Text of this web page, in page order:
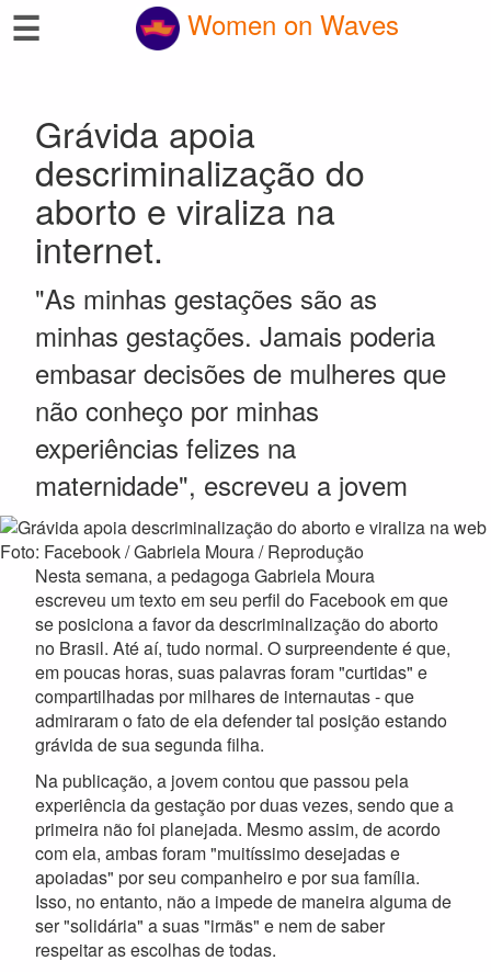
☰ Women on Waves
Grávida apoia
descriminalização do
aborto e viraliza na
internet.
"As minhas gestações são as
minhas gestações. Jamais poderia
embasar decisões de mulheres que
não conheço por minhas
experiências felizes na
maternidade", escreveu a jovem
Nesta semana, a pedagoga Gabriela Moura
escreveu um texto em seu perfil do Facebook em que
se posiciona a favor da descriminalização do aborto
no Brasil. Até aí, tudo normal. O surpreendente é que,
em poucas horas, suas palavras foram "curtidas" e
compartilhadas por milhares de internautas - que
admiraram o fato de ela defender tal posição estando
grávida de sua segunda filha.
Na publicação, a jovem contou que passou pela
experiência da gestação por duas vezes, sendo que a
primeira não foi planejada. Mesmo assim, de acordo
com ela, ambas foram "muitíssimo desejadas e
apoiadas" por seu companheiro e por sua família.
Isso, no entanto, não a impede de maneira alguma de
ser "solidária" a suas "irmãs" e nem de saber
respeitar as escolhas de todas.